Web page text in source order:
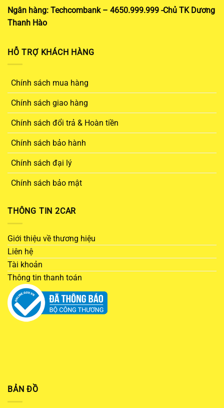
Ngân hàng: Techcombank – 4650.999.999 -Chủ TK Dương
Thanh Hào
HỖ TRỢ KHÁCH HÀNG
Chính sách mua hàng
Chính sách giao hàng
Chính sách đổi trả & Hoàn tiền
Chính sách bảo hành
Chính sách đại lý
Chính sách bảo mật
THÔNG TIN 2CAR
Giới thiệu về thương hiệu
Liên hệ
Tài khoản
Thông tin thanh toán
BẢN ĐỒ